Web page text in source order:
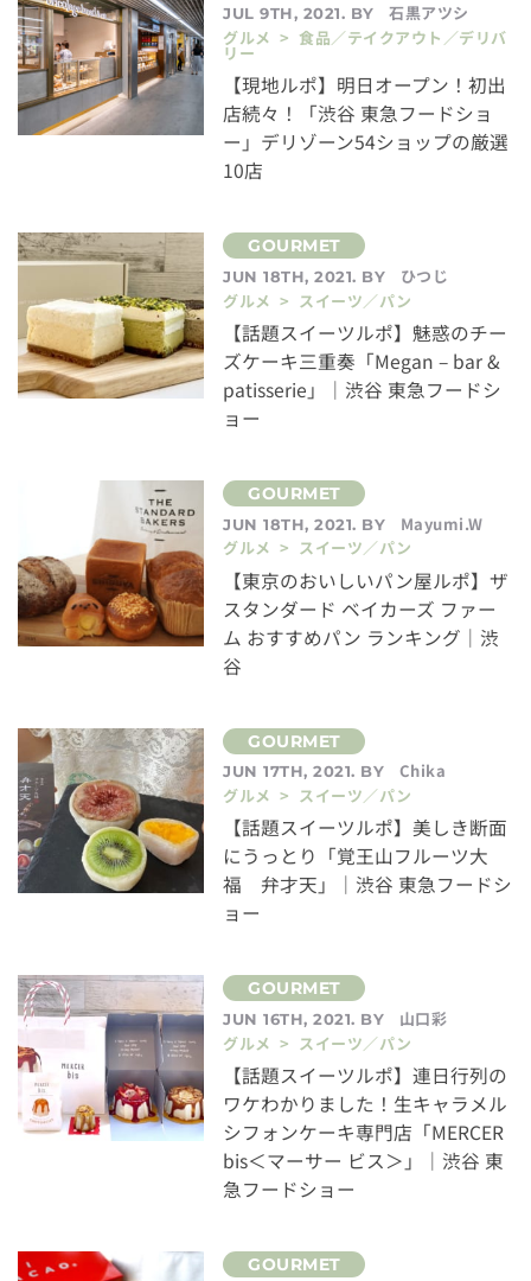
JUL 9TH, 2021. BY
石黒アツシ
グルメ > 食品／テイクアウト／デリバ
リー
【現地ルポ】明日オープン！初出
店続々！「渋谷 東急フードショ
ー」デリゾーン54ショップの厳選
10店
JUN 18TH, 2021. BY
ひつじ
グルメ > スイーツ／パン
【話題スイーツルポ】魅惑のチー
ズケーキ三重奏「Megan – bar &
patisserie」｜渋谷 東急フードシ
ョー
JUN 18TH, 2021. BY
Mayumi.W
グルメ > スイーツ／パン
【東京のおいしいパン屋ルポ】ザ
スタンダード ベイカーズ ファー
ム おすすめパン ランキング｜渋
谷
JUN 17TH, 2021. BY
Chika
グルメ > スイーツ／パン
【話題スイーツルポ】美しき断面
にうっとり「覚王山フルーツ大
福 弁才天」｜渋谷 東急フードシ
ョー
JUN 16TH, 2021. BY
山口彩
グルメ > スイーツ／パン
【話題スイーツルポ】連日行列の
ワケわかりました！生キャラメル
シフォンケーキ専門店「MERCER
bis＜マーサー ビス＞」｜渋谷 東
急フードショー